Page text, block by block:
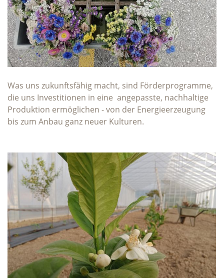
Was uns zukunftsfähig macht, sind Förderprogramme,
die uns Investitionen in eine angepasste, nachhaltige
Produktion ermöglichen - von der Energieerzeugung
bis zum Anbau ganz neuer Kulturen.